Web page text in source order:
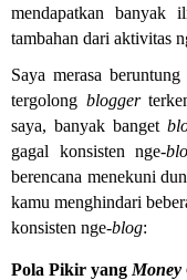
mendapatkan banyak
tambahan dari aktivitas
Saya merasa
tergolong blogger
saya, banyak banget
gagal konsisten nge-
berencana menekuni
kamu menghindari
konsisten nge-blog:
Pola Pikir yang Money